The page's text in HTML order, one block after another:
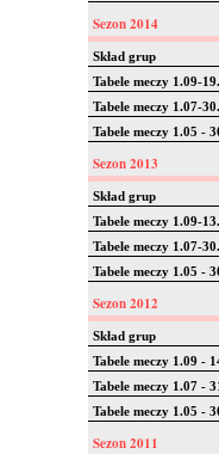
Sezon 2014
Skład grup
Tabele meczy 1.09-
Tabele meczy 1.07-
Tabele meczy 1.05 -
Sezon 2013
Skład grup
Tabele meczy 1.09-
Tabele meczy 1.07-
Tabele meczy 1.05 -
Sezon 2012
Skład grup
Tabele meczy 1.09 -
Tabele meczy 1.07 -
Tabele meczy 1.05 -
Sezon 2011